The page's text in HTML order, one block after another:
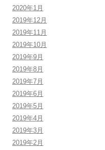
2020年1月
2019年12月
2019年11月
2019年10月
2019年9月
2019年8月
2019年7月
2019年6月
2019年5月
2019年4月
2019年3月
2019年2月